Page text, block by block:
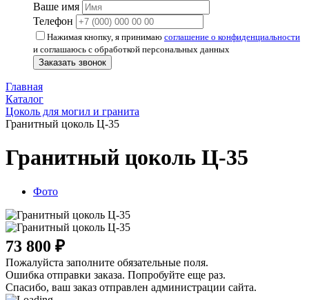
Ваше имя
Телефон
Нажимая кнопку, я принимаю соглашение о конфиденциальности
и соглашаюсь с обработкой персональных данных
Заказать звонок
Главная
Каталог
Цоколь для могил и гранита
Гранитный цоколь Ц-35
Гранитный цоколь Ц-35
Фото
73 800 ₽
Пожалуйста заполните обязательные поля.
Ошибка отправки заказа. Попробуйте еще раз.
Спасибо, ваш заказ отправлен администрации сайта.